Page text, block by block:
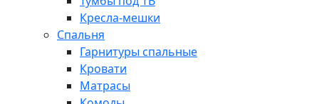
Кресла-мешки
Спальня
Гарнитуры спальные
Кровати
Матрасы